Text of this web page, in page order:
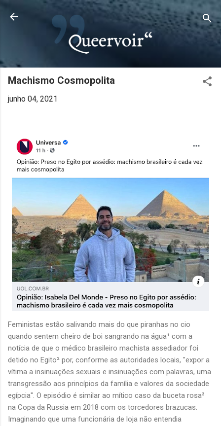
Pular para o conteúdo principal
Machismo Cosmopolita
junho 04, 2021
Feministas estão salivando mais do que piranhas no cio
quando sentem cheiro de boi sangrando na água¹ com a
notícia de que o médico brasileiro machista assediador foi
detido no Egito² por, conforme as autoridades locais, "expor a
vítima a insinuações sexuais e insinuações com palavras, uma
transgressão aos princípios da família e valores da sociedade
egípcia". O episódio é similar ao mítico caso da buceta rosa³
na Copa da Russia em 2018 com os torcedores brazucas.
Imaginando que uma funcionária de loja não entendia